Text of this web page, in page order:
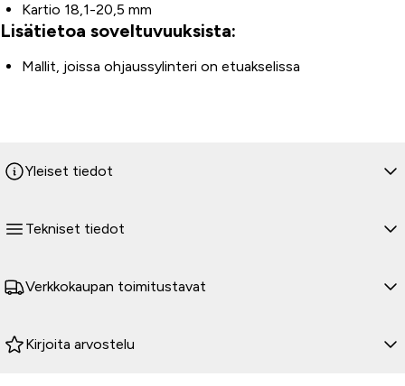
Kartio 18,1-20,5 mm
Lisätietoa soveltuvuuksista:
Mallit, joissa ohjaussylinteri on etuakselissa
Yleiset tiedot
Tekniset tiedot
Verkkokaupan toimitustavat
Kirjoita arvostelu